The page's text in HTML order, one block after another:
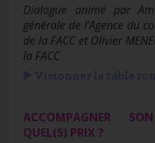
Dialogue animé par
générale de l'Agence du
de la FACC et Olivier
la FACC
ACCOMPAGNER
QUEL(S) PRIX ?